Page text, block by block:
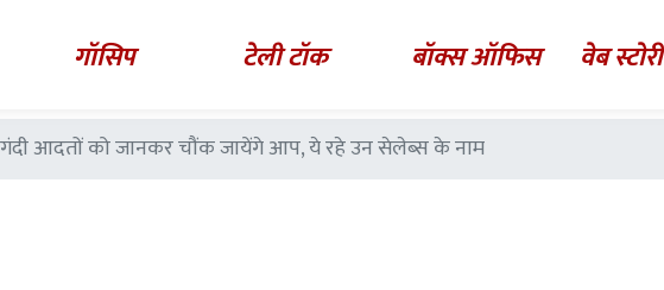
गॉसिप टेली टॉक बॉक्स ऑफिस वेब स्टोरी
गंदी आदतों को जानकर चौंक जायेंगे आप, ये रहे उन सेलेब्स के नाम